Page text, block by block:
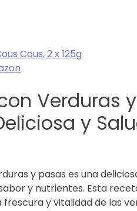
Cous, 2 x 125g
Verduras
y
y pasas es una
y nutrientes. Esta
frescura y vitalidad de las